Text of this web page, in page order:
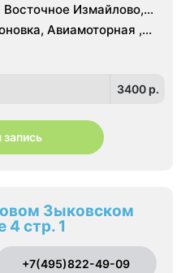
Измайлово,
Косино-
Новокосино,
Измайлово,
Авиамоторная ,
Перово,
3400 p.
запись
Зыковском
4 стр. 1
+7(495)822-49-09